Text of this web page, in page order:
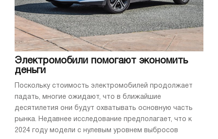
Электромобили помогают экономить
деньги
Поскольку стоимость электромобилей продолжает
падать, многие ожидают, что в ближайшие
десятилетия они будут охватывать основную часть
рынка. Недавнее исследование предполагает, что к
2024 году модели с нулевым уровнем выбросов